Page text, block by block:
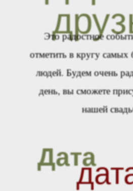
Дата
Это радостное
отметить в кругу самых
людей. Будем очень
день, вы сможете
нашей